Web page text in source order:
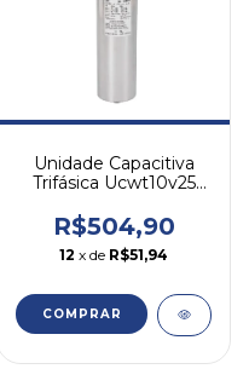
Unidade Capacitiva
Trifásica Ucwt10v25
R$504,90
12 x de R$51,94
COMPRAR